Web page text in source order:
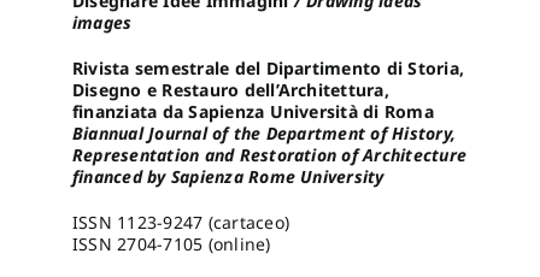
images
Rivista semestrale del Dipartimento di Storia,
Disegno e Restauro dell’Architettura,
finanziata da Sapienza Università di Roma
Biannual Journal of the Department of History,
Representation and Restoration of Architecture
financed by Sapienza Rome University
ISSN 1123-9247 (cartaceo)
ISSN 2704-7105 (online)